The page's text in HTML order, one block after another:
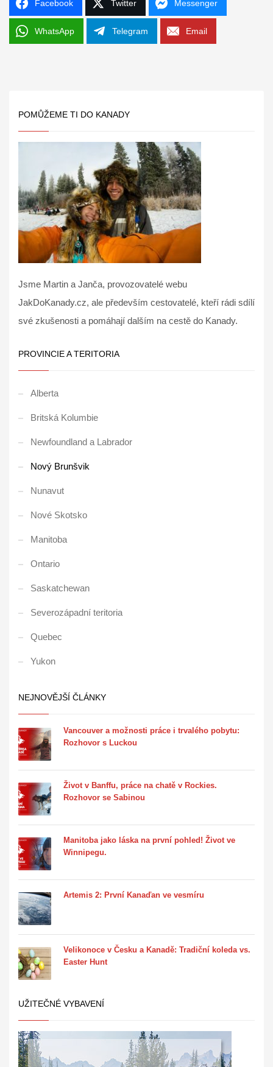
Facebook Twitter Messenger
WhatsApp Telegram Email
POMŮŽEME TI DO KANADY
Jsme Martin a Janča, provozovatelé webu
JakDoKanady.cz, ale především cestovatelé, kteří rádi sdílí
své zkušenosti a pomáhají dalším na cestě do Kanady.
PROVINCIE A TERITORIA
Alberta
Britská Kolumbie
Newfoundland a Labrador
Nový Brunšvik
Nunavut
Nové Skotsko
Manitoba
Ontario
Saskatchewan
Severozápadní teritoria
Quebec
Yukon
NEJNOVĚJŠÍ ČLÁNKY
Vancouver a možnosti práce i trvalého pobytu:
Rozhovor s Luckou
Život v Banffu, práce na chatě v Rockies.
Rozhovor se Sabinou
Manitoba jako láska na první pohled! Život ve
Winnipegu.
Artemis 2: První Kanaďan ve vesmíru
Velikonoce v Česku a Kanadě: Tradiční koleda vs.
Easter Hunt
UŽITEČNÉ VYBAVENÍ